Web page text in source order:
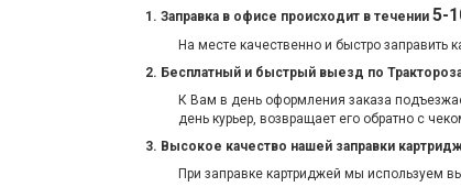
1. Заправка в офисе происходит в течении 5-
На месте качественно и быстро
2. Бесплатный и быстрый выезд по
К Вам в день оформления заказа
день курьер, возвращает его обратно с
3. Высокое качество нашей заправки
При заправке картриджей мы используем